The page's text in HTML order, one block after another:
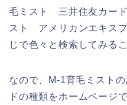
毛ミスト 三井住友カー
スト アメリカンエキス
じで色々と検索してみる
なので、M-1育毛ミスト
ドの種類をホームページ